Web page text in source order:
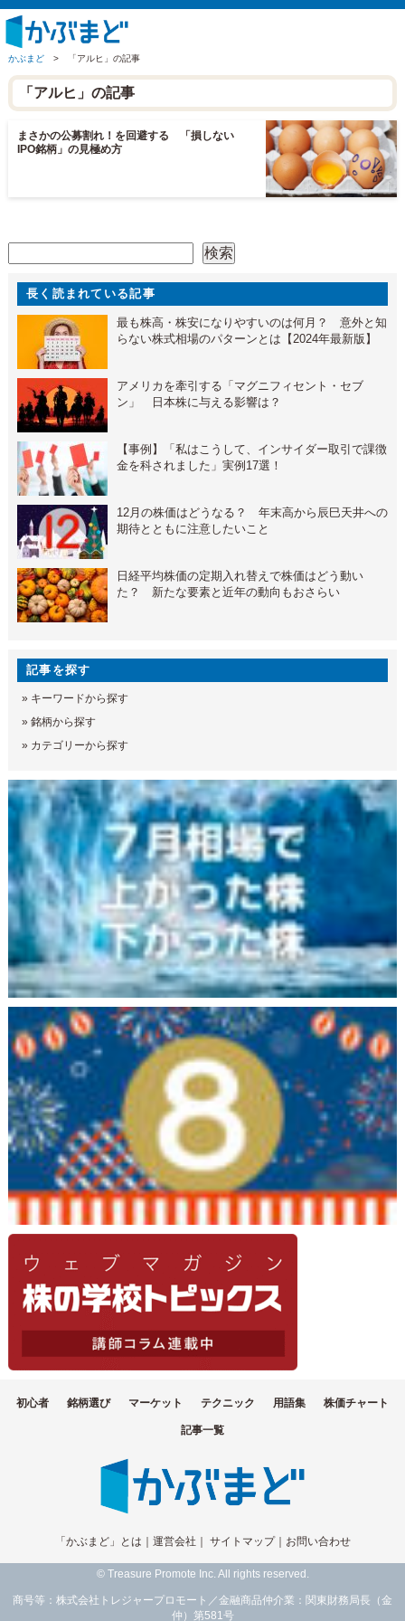
かぶまど > 「アルヒ」の記事
「アルヒ」の記事
まさかの公募割れ！を回避する 「損しない
IPO銘柄」の見極め方
検索
長く読まれている記事
最も株高・株安になりやすいのは何月？ 意外と知
らない株式相場のパターンとは【2024年最新版】
アメリカを牽引する「マグニフィセント・セブ
ン」 日本株に与える影響は？
【事例】「私はこうして、インサイダー取引で課徴
金を科されました」実例17選！
12月の株価はどうなる？ 年末高から辰巳天井への
期待とともに注意したいこと
日経平均株価の定期入れ替えで株価はどう動い
た？ 新たな要素と近年の動向もおさらい
記事を探す
» キーワードから探す
» 銘柄から探す
» カテゴリーから探す
初心者 銘柄選び マーケット テクニック 用語集 株価チャート
記事一覧
「かぶまど」とは 運営会社 サイトマップ｜ お問い合わせ
© Treasure Promote Inc. All rights reserved.
商号等：株式会社トレジャープロモート／金融商品仲介業：関東財務局長（金
仲）第581号